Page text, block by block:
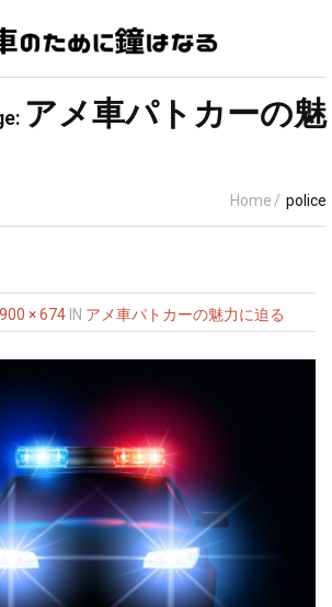
能は本当に悪いの？
アメ車パトカーの魅
Home / police
900 × 674 IN アメ車パトカーの魅力に迫る